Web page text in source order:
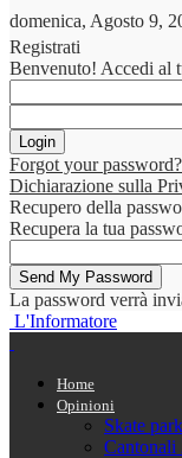
domenica, Agosto 9,
Registrati
Benvenuto! Accedi al
Forgot your
Dichiarazione sulla
Recupero della
Recupera la tua
La password verrà
L'Informatore
Home
Opinioni
Skate park
Cantonali